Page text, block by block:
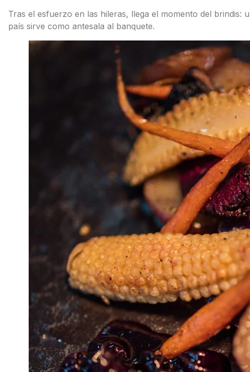
Tras el esfuerzo en las hileras, llega el momento del brindis:
país sirve como antesala al banquete.